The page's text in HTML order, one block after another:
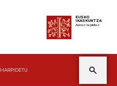
EUSKO
IKASKUNTZA
Asmoz ta jakitez
HARPIDETU